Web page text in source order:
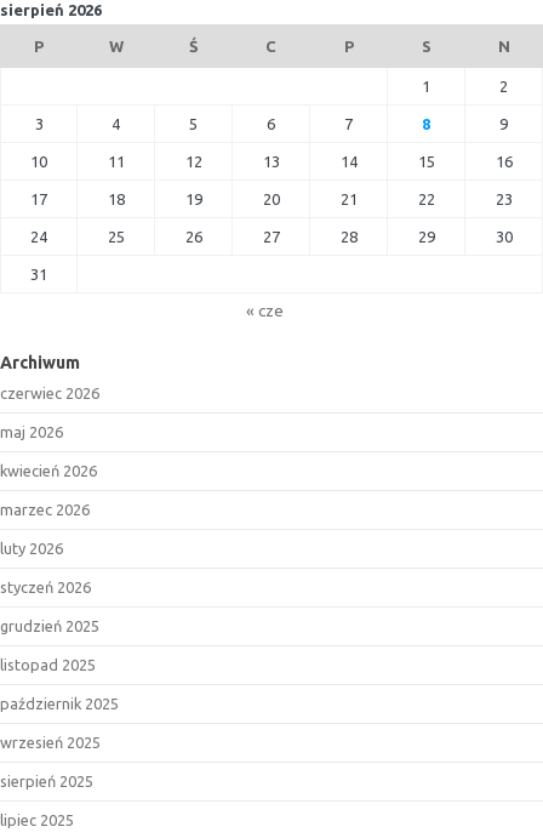
sierpień 2026
P W Ś C P S N
1 2
3 4 5 6 7 8 9
10 11 12 13 14 15 16
17 18 19 20 21 22 23
24 25 26 27 28 29 30
31
« cze
Archiwum
czerwiec 2026
maj 2026
kwiecień 2026
marzec 2026
luty 2026
styczeń 2026
grudzień 2025
listopad 2025
październik 2025
wrzesień 2025
sierpień 2025
lipiec 2025